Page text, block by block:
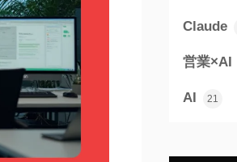
Claude
営業×AI
AI 21